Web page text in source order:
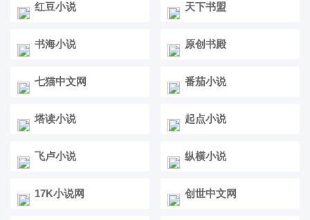
红豆小说 天下书盟
书海小说 原创书殿
七猫中文网 番茄小说
塔读小说 起点小说
飞卢小说 纵横小说
17K小说网 创世中文网